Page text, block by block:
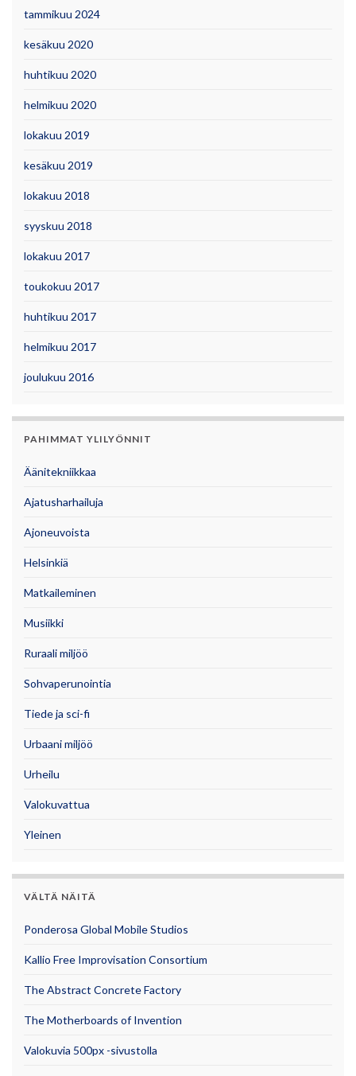
tammikuu 2024
kesäkuu 2020
huhtikuu 2020
helmikuu 2020
lokakuu 2019
kesäkuu 2019
lokakuu 2018
syyskuu 2018
lokakuu 2017
toukokuu 2017
huhtikuu 2017
helmikuu 2017
joulukuu 2016
PAHIMMAT YLILYÖNNIT
Äänitekniikkaa
Ajatusharhailuja
Ajoneuvoista
Helsinkiä
Matkaileminen
Musiikki
Ruraali miljöö
Sohvaperunointia
Tiede ja sci-fi
Urbaani miljöö
Urheilu
Valokuvattua
Yleinen
VÄLTÄ NÄITÄ
Ponderosa Global Mobile Studios
Kallio Free Improvisation Consortium
The Abstract Concrete Factory
The Motherboards of Invention
Valokuvia 500px -sivustolla